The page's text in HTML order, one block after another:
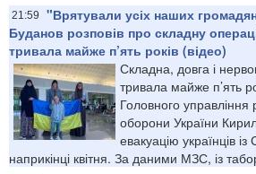
21:59
"Врятували усіх наших
Буданов розповів про складну
тривала майже п’ять років (відео)
Складна, довга і
тривала майже п’ять
Головного управління
оборони України
евакуацію українців
наприкінці квітня. За даними МЗС, із